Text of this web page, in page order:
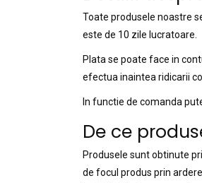
Toate produsele noastre
este de 10 zile lucratoare.
Plata se poate face in
efectua inaintea ridicarii
In functie de comanda
De ce
Produsele sunt obtinute
de focul produs prin